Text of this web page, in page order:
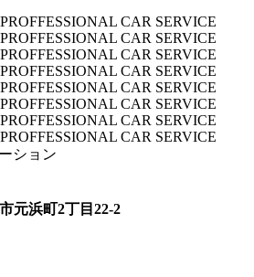
CAR SERVICE
CAR SERVICE
CAR SERVICE
CAR SERVICE
CAR SERVICE
CAR SERVICE
CAR SERVICE
CAR SERVICE
元浜町2丁目22-2